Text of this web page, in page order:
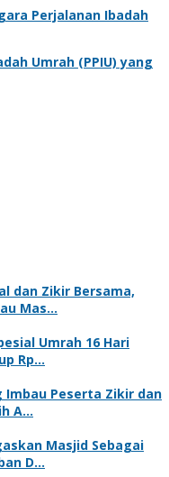
Perjalanan Ibadah
Umrah (PPIU) yang
dan Zikir Bersama,
Mas…
Umrah 16 Hari
Rp…
Imbau Peserta Zikir dan
A…
Masjid Sebagai
D…